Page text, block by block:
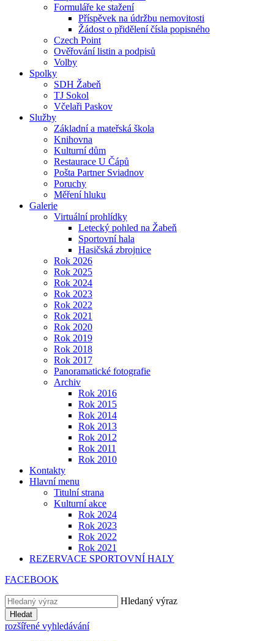
Formuláře ke stažení
Příspěvek na údržbu nemovitosti
Žádost o přidělení čísla popisného
Czech Point
Ověřování listin a podpisů
Volby
Spolky
SDH Žabeň
TJ Sokol
Včelaři Paskov
Služby
Základní a mateřská škola
Knihovna
Kulturní dům
Restaurace U Čápů
Pošta Partner Sviadnov
Poruchy
Měření hluku
Galerie
Virtuální prohlídky
Letecký pohled na Žabeň
Sportovní hala
Hasičská zbrojnice
Rok 2026
Rok 2025
Rok 2024
Rok 2023
Rok 2022
Rok 2021
Rok 2020
Rok 2019
Rok 2018
Rok 2017
Panoramatické fotografie
Archiv
Rok 2016
Rok 2015
Rok 2014
Rok 2013
Rok 2012
Rok 2011
Rok 2010
Kontakty
Hlavní menu
Titulní strana
Kulturní akce
Rok 2024
Rok 2023
Rok 2022
Rok 2021
REZERVACE SPORTOVNÍ HALY
FACEBOOK
Hledaný výraz
Hledat
rozšířené vyhledávání